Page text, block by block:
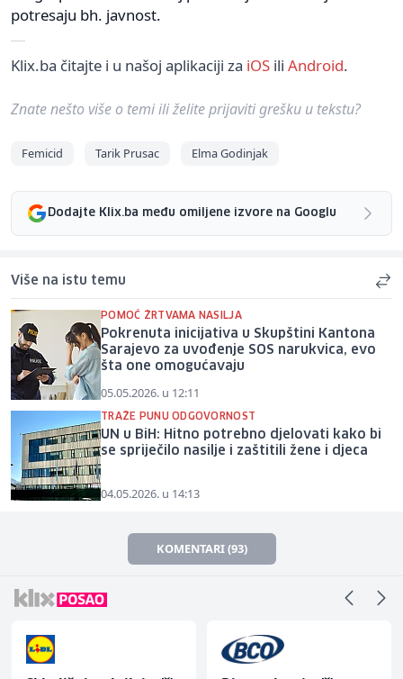
potresaju bh. javnost.
Klix.ba čitajte i u našoj aplikaciji za iOS ili Android.
Znate nešto više o temi ili želite prijaviti grešku u tekstu?
Femicid Tarik Prusac Elma Godinjak
Dodajte Klix.ba među omiljene izvore na Googlu
Više na istu temu
POMOĆ ŽRTVAMA NASILJA
Pokrenuta inicijativa u Skupštini Kantona
Sarajevo za uvođenje SOS narukvica, evo
šta one omogućavaju
05.05.2026. u 12:11
TRAŽE PUNU ODGOVORNOST
UN u BiH: Hitno potrebno djelovati kako bi
se spriječilo nasilje i zaštitili žene i djeca
04.05.2026. u 14:13
KOMENTARI (93)